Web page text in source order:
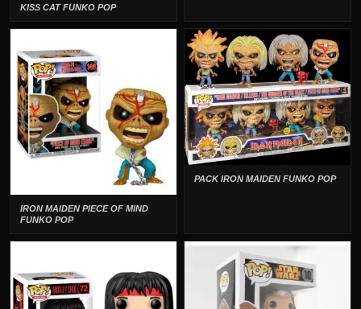
KISS CAT FUNKO POP
IRON MAIDEN PIECE OF MIND
FUNKO POP
PACK IRON MAIDEN FUNKO POP